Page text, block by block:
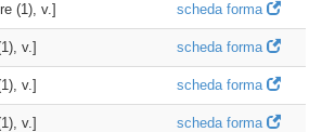
(1), v.] scheda forma
v.] scheda forma
v.] scheda forma
v.] scheda forma